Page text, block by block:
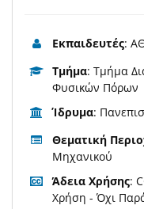
Εκπαιδευτές:
Τμήμα: Τμήμα
Φυσικών Πόρων
Ίδρυμα:
Θεματική
Μηχανικού
Άδεια Χρήσης:
Χρήση - Όχι